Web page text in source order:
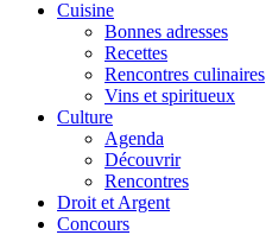
Cuisine
Bonnes adresses
Recettes
Rencontres culinaires
Vins et spiritueux
Culture
Agenda
Découvrir
Rencontres
Droit et Argent
Concours